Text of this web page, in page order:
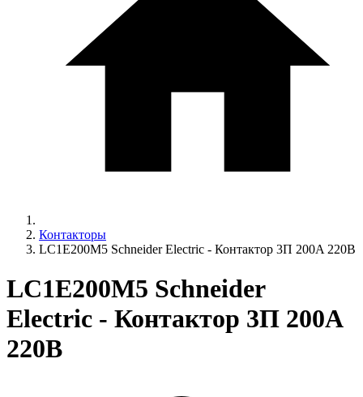
Контакторы
LC1E200M5 Schneider Electric - Контактор 3П 200A 220В
LC1E200M5 Schneider
Electric - Контактор 3П 200A
220В